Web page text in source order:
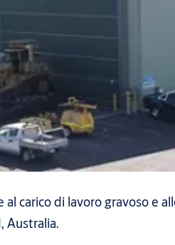
carico di lavoro gravoso
Australia.